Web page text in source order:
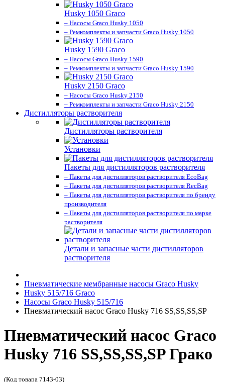
Husky 1050 Graco
– Насосы Graco Husky 1050
– Ремкомплекты и запчасти Graco Husky 1050
Husky 1590 Graco
– Насосы Graco Husky 1590
– Ремкомплекты и запчасти Graco Husky 1590
Husky 2150 Graco
– Насосы Graco Husky 2150
– Ремкомплекты и запчасти Graco Husky 2150
Дистилляторы растворителя
Дистилляторы растворителя
Установки
Пакеты для дистилляторов растворителя
– Пакеты для дистилляторов растворителя EcoBag
– Пакеты для дистилляторов растворителя RecBag
– Пакеты для дистилляторов растворителя по бренду
производителя
– Пакеты для дистилляторов растворителя по марке
растворителя
Детали и запасные части дистилляторов
растворителя
Пневматические мембранные насосы Graco Husky
Husky 515/716 Graco
Насосы Graco Husky 515/716
Пневматический насос Graco Husky 716 SS,SS,SS,SP
Пневматический насос Graco
Husky 716 SS,SS,SS,SP Грако
(Код товара 7143-03)